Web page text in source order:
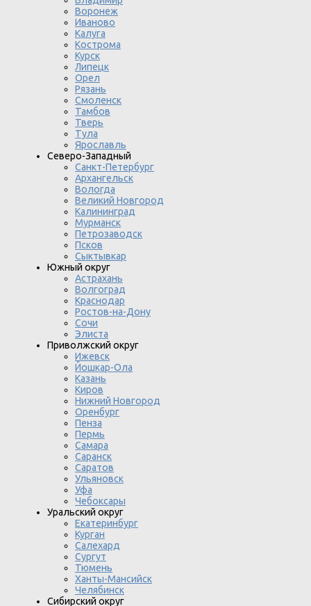
Воронеж
Иваново
Калуга
Кострома
Курск
Липецк
Орел
Рязань
Смоленск
Тамбов
Тверь
Тула
Ярославль
Северо-Западный
Санкт-Петербург
Архангельск
Вологда
Великий Новгород
Калининград
Мурманск
Петрозаводск
Псков
Сыктывкар
Южный округ
Астрахань
Волгоград
Краснодар
Ростов-на-Дону
Сочи
Элиста
Приволжский округ
Ижевск
Йошкар-Ола
Казань
Киров
Нижний Новгород
Оренбург
Пенза
Пермь
Самара
Саранск
Саратов
Ульяновск
Уфа
Чебоксары
Уральский округ
Екатеринбург
Курган
Салехард
Сургут
Тюмень
Ханты-Мансийск
Челябинск
Сибирский округ